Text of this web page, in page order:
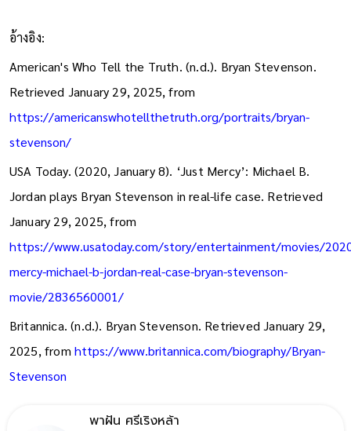
อ้างอิง:
American's Who Tell the Truth. (n.d.). Bryan Stevenson.
Retrieved January 29, 2025, from
https://americanswhotellthetruth.org/portraits/bryan-
stevenson/
USA Today. (2020, January 8). ‘Just Mercy’: Michael B.
Jordan plays Bryan Stevenson in real-life case. Retrieved
January 29, 2025, from
https://www.usatoday.com/story/entertainment/movies/
mercy-michael-b-jordan-real-case-bryan-stevenson-
movie/2836560001/
Britannica. (n.d.). Bryan Stevenson. Retrieved January 29,
2025, fromhttps://www.britannica.com/biography/Bryan-
Stevenson
พาฝัน ศรีเริงหล้า